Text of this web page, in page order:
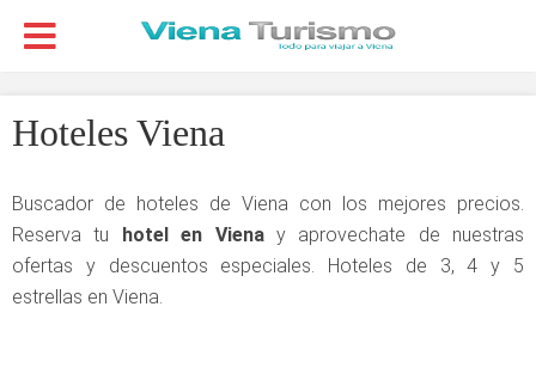
Hoteles Viena
Buscador de hoteles de Viena con los mejores precios.
Reserva tu hotel en Vienay aprovechate de nuestras
ofertas y descuentos especiales. Hoteles de 3, 4 y 5
estrellas en Viena.